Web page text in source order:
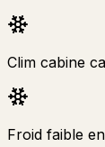
Clim cabine
Froid faible